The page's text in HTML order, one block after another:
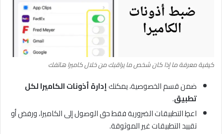
كيفية معرفة ما إذا كان شخص ما يراقبك من خلال كاميرا هاتفك
ضمن قسم الخصوصية، يمكنكإدارة أذونات الكاميرا لكل
تطبيق.
اعطِ التطبيقات الضرورية فقط حق الوصول إلى الكاميرا، ورفض أو
تقييد التطبيقات غير الموثوقة.